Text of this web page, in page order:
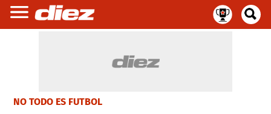
NO TODO ES FUTBOL